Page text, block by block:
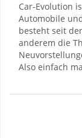
Car-Evolution
Automobile
besteht seit
anderem die
Also einfach